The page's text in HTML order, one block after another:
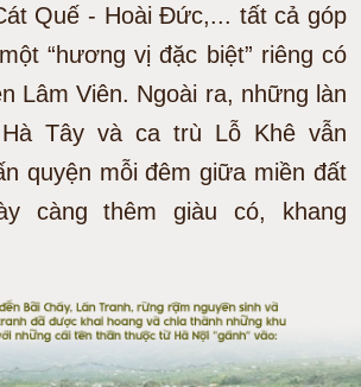
Quế - Hoài Đức,... tất cả góp
“hương vị đặc biệt” riêng có
Lâm Viên. Ngoài ra, những làn
Tây và ca trù Lỗ Khê vẫn
quyện mỗi đêm giữa miền đất
càng thêm giàu có, khang